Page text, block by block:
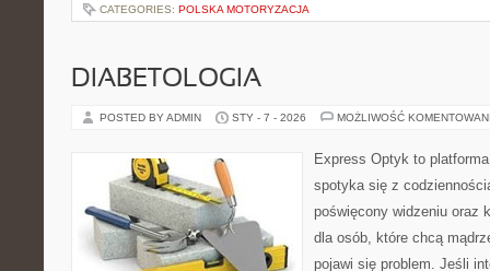
CATEGORIES: POLSKA MOTORYZACJA
DIABETOLOGIA
POSTED BY ADMIN STY - 7 - 2026 MOŻLIWOŚĆ
Express Optyk to
spotyka się z
poświęcony widzeniu oraz
dla osób, które chcą
pojawi się problem. Jeśli